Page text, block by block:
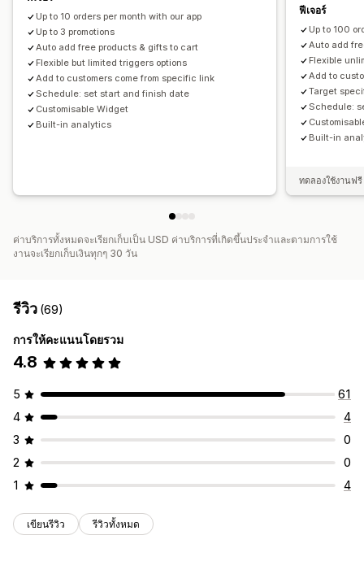
การทดสอบ A/B
Up to 10 orders per month with our app
Up to 3 promotions
Auto add free products & gifts to cart
Flexible but limited triggers options
Add to customers come from specific link
Schedule: set start and finish date
Customisable Widget
Built-in analytics
ฟีเจอร์
Up to 100
Auto add
Flexible
Add to
Target
Schedule:
Built-in
ทดลองใช้งานฟ
ค่าบริการทั้งหมดจะเรียกเก็บเป็น USD ค่าบริการที่เกิดขึ้นประจำและตามการใช้
งานจะเรียกเก็บเงินทุกๆ 30 วัน
รีวิว (69)
การให้คะแนนโดยรวม
4.8
5
61
4
4
3
0
2
0
1
4
เขียนรีวิว รีวิวทั้งหมด